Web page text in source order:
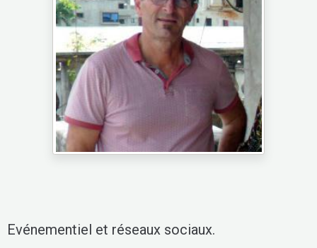
Evénementiel et réseaux sociaux.